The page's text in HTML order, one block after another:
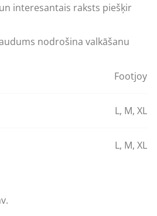
interesantais raksts piešķir
nodrošina valkāšanu
Footjoy
L, M, XL
L, M, XL